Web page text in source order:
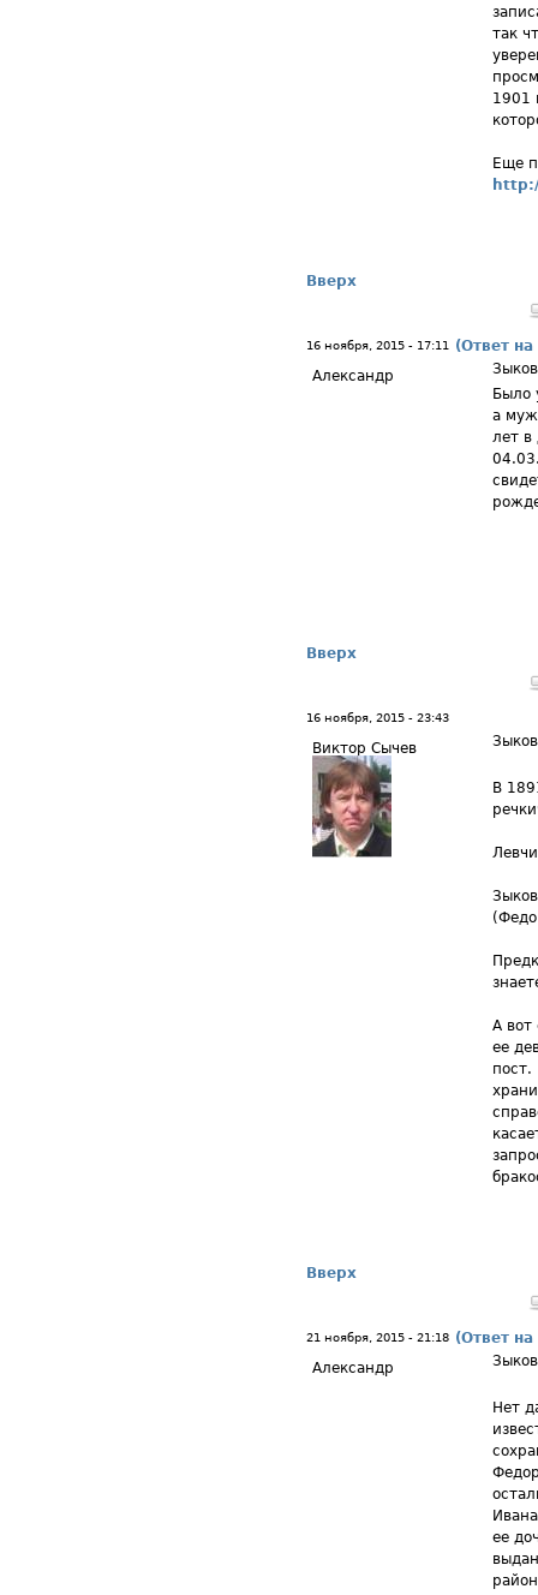
так
1901
Еще
Вверх
16 ноября, 2015 - 17:11
(Ответ
Александр
Было
а муж
лет
Вверх
16 ноября, 2015 - 23:43
Виктор Сычев
В
А вот
ее
Вверх
21 ноября, 2015 - 21:18 (Ответ
Александр
Нет
ее